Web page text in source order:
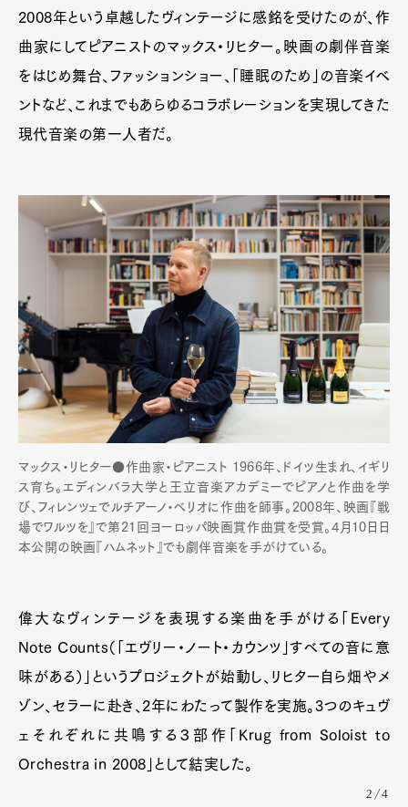
2008年という卓越したヴィンテージに感銘を受けたのが、作
曲家にしてピアニストのマックス・リヒター。映画の劇伴音楽
をはじめ舞台、ファッションショー、「睡眠のため」の音楽イベ
ントなど、これまでもあらゆるコラボレーションを実現してきた
現代音楽の第一人者だ。
マックス・リヒター●作曲家・ピアニスト 1966年、ドイツ生まれ、イギリ
ス育ち。エディンバラ大学と王立音楽アカデミーでピアノと作曲を学
び、フィレンツェでルチアーノ・ベリオに作曲を師事。2008年、映画『戦
場でワルツを』で第21回ヨーロッパ映画賞作曲賞を受賞。4月10日日
本公開の映画『ハムネット』でも劇伴音楽を手がけている。
偉大なヴィンテージを表現する楽曲を手がける「Every
Note Counts（「エヴリー・ノート・カウンツ」すべての音に意
味がある）」というプロジェクトが始動し、リヒター自ら畑やメ
ゾン、セラーに赴き、2年にわたって製作を実施。3つのキュヴ
ェそれぞれに共鳴する３部作「Krug from Soloist to
Orchestra in 2008」として結実した。
2/4